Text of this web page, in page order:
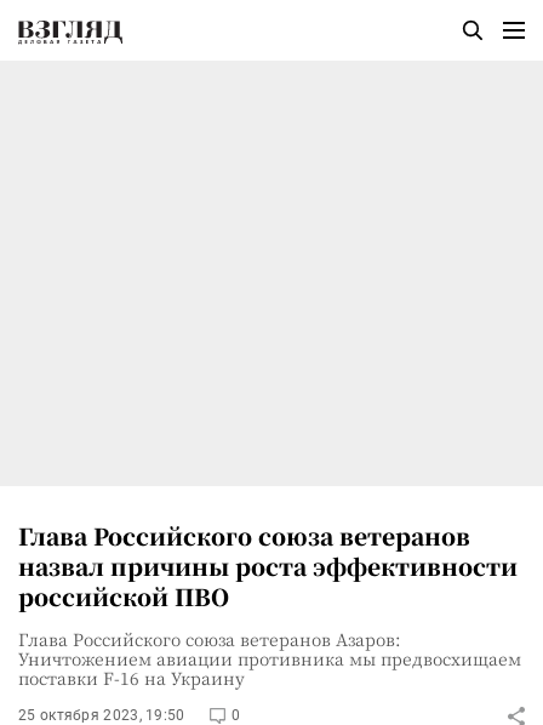
Глава Российского союза ветеранов
назвал причины роста эффективности
российской ПВО
Глава Российского союза ветеранов Азаров:
Уничтожением авиации противника мы предвосхищаем
поставки F-16 на Украину
25 октября 2023, 19:50 0